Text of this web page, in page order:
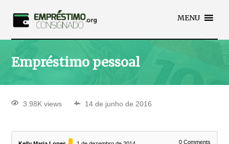
MENU
Empréstimo pessoal
3.98K views 14 de junho de 2016
0Comments